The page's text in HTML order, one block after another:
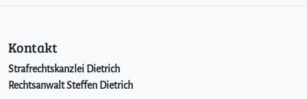
Kontakt
Strafrechtskanzlei Dietrich
Rechtsanwalt Steffen Dietrich